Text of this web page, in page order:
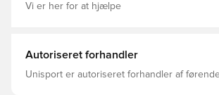
Vi er her for at hjælpe
Autoriseret forhandler
Unisport er autoriseret forhandler af